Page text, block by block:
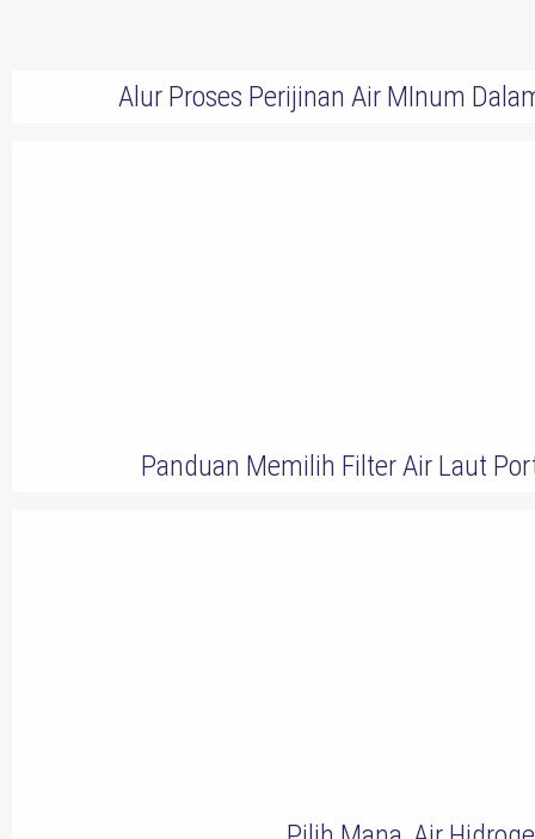
Alur Proses Perijinan Air MInum
Panduan Memilih Filter Air Laut